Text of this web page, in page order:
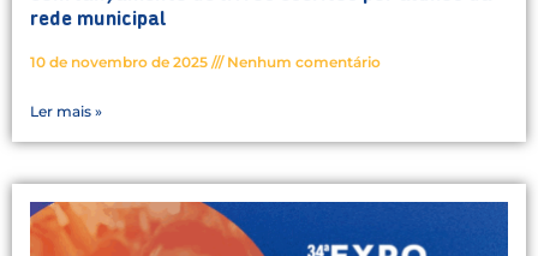
rede municipal
10 de novembro de 2025 Nenhum comentário
Ler mais »